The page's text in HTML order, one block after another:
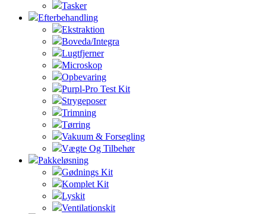
Tasker
Efterbehandling
Ekstraktion
Boveda/Integra
Lugtfjerner
Microskop
Opbevaring
Purpl-Pro Test Kit
Strygeposer
Trimning
Tørring
Vakuum & Forsegling
Vægte Og Tilbehør
Pakkeløsning
Gødnings Kit
Komplet Kit
Lyskit
Ventilationskit